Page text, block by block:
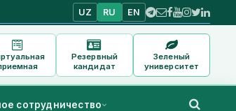
UZ RU EN
Резервный
кандидат
Зеленый
университет
сотрудничество